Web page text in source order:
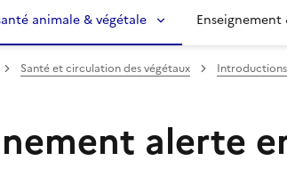
animale & végétale
Santé et circulation des végétaux
alerte